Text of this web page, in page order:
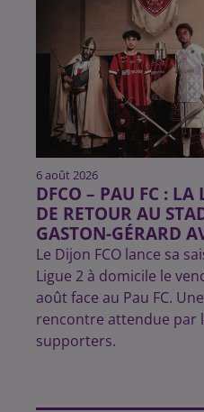
6 août 2026
DFCO – PAU FC : LA
DE RETOUR AU
GASTON-GÉRARD
Le Dijon FCO lance sa
Ligue 2 à domicile le
août face au Pau FC.
rencontre attendue par
supporters.